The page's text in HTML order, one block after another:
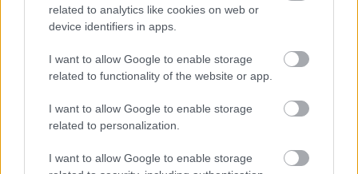
related to analytics like cookies on web or
device identifiers in apps.
I want to allow Google to enable storage
related to functionality of the website or app.
I want to allow Google to enable storage
related to personalization.
I want to allow Google to enable storage
„Édesse, küldd el nekem ide
gyorskocsin Clavigot és Othellót” –
Egy 19. századi színész "családi